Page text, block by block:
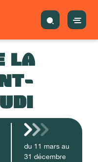
LA
du 11 mars au
31 décembre